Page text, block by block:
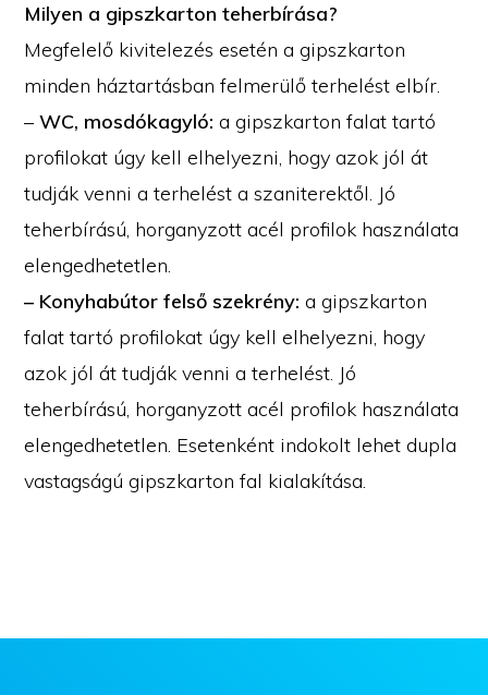
Milyen a gipszkarton teherbírása?
Megfelelő kivitelezés esetén a gipszkarton
minden háztartásban felmerülő terhelést elbír.
–WC, mosdókagyló: a gipszkarton falat tartó
profilokat úgy kell elhelyezni, hogy azok jól át
tudják venni a terhelést a szaniterektől. Jó
teherbírású, horganyzott acél profilok használata
elengedhetetlen.
– Konyhabútor felső szekrény: a gipszkarton
falat tartó profilokat úgy kell elhelyezni, hogy
azok jól át tudják venni a terhelést. Jó
teherbírású, horganyzott acél profilok használata
elengedhetetlen. Esetenként indokolt lehet dupla
vastagságú gipszkarton fal kialakítása.